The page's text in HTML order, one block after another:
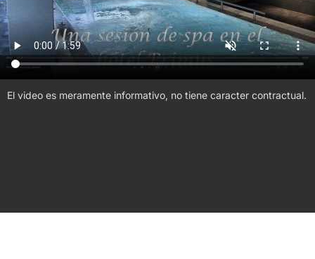
El video es meramente informativo, no tiene caracter contractual.